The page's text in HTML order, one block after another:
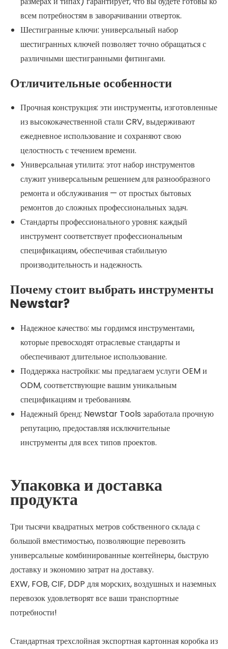
всем потребностям в заворачивании отверток.
Шестигранные ключи: универсальный набор
шестигранных ключей позволяет точно обращаться с
различными шестигранными фитингами.
Отличительные особенности
Прочная конструкция: эти инструменты, изготовленные
из высококачественной стали CRV, выдерживают
ежедневное использование и сохраняют свою
целостность с течением времени.
Универсальная утилита: этот набор инструментов
служит универсальным решением для разнообразного
ремонта и обслуживания — от простых бытовых
ремонтов до сложных профессиональных задач.
Стандарты профессионального уровня: каждый
инструмент соответствует профессиональным
спецификациям, обеспечивая стабильную
производительность и надежность.
Почему стоит выбрать инструменты
Newstar?
Надежное качество: мы гордимся инструментами,
которые превосходят отраслевые стандарты и
обеспечивают длительное использование.
Поддержка настройки: мы предлагаем услуги OEM и
ODM, соответствующие вашим уникальным
спецификациям и требованиям.
Надежный бренд: Newstar Tools заработала прочную
репутацию, предоставляя исключительные
инструменты для всех типов проектов.
Упаковка и доставка
продукта
Три тысячи квадратных метров собственного склада с
большой вместимостью, позволяющие перевозить
универсальные комбинированные контейнеры, быструю
доставку и экономию затрат на доставку.
EXW, FOB, CIF, DDP для морских, воздушных и наземных
перевозок удовлетворят все ваши транспортные
потребности!
Стандартная трехслойная экспортная картонная коробка из